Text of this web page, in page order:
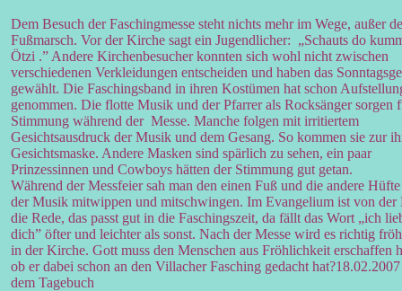
Dem Besuch der Faschingmesse steht nichts mehr im Wege, außer
Fußmarsch. Vor der Kirche sagt ein Jugendlicher: „Schauts do
Ötzi .” Andere Kirchenbesucher konnten sich wohl nicht zwischen
verschiedenen Verkleidungen entscheiden und haben das
gewählt. Die Faschingsband in ihren Kostümen hat schon
genommen. Die flotte Musik und der Pfarrer als Rocksänger sorgen
Stimmung während der Messe. Manche folgen mit irritiertem
Gesichtsausdruck der Musik und dem Gesang. So kommen sie zur
Gesichtsmaske. Andere Masken sind spärlich zu sehen, ein paar
Prinzessinnen und Cowboys hätten der Stimmung gut getan.
Während der Messfeier sah man den einen Fuß und die andere
der Musik mitwippen und mitschwingen. Im Evangelium ist von der
die Rede, das passt gut in die Faschingszeit, da fällt das Wort „ich
dich” öfter und leichter als sonst. Nach der Messe wird es richtig
in der Kirche. Gott muss den Menschen aus Fröhlichkeit erschaffen
ob er dabei schon an den Villacher Fasching gedacht hat?
dem Tagebuch